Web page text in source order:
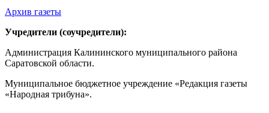
Архив газеты
Учредители (соучредители):
Администрация Калининского муниципального района
Саратовской области.
Муниципальное бюджетное учреждение «Редакция газеты
«Народная трибуна».